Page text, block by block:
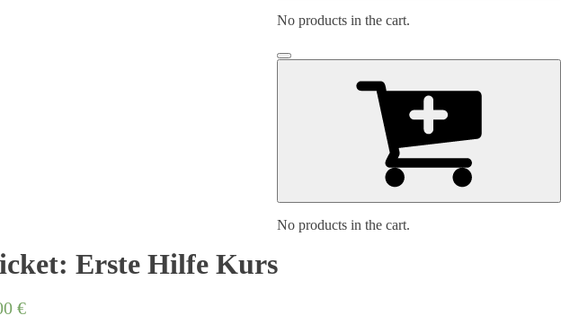
No products in the cart.
No products in the cart.
Erste Hilfe Kurs
€